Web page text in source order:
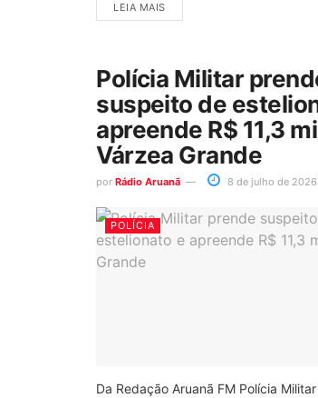
LEIA MAIS
Polícia Militar
suspeito de
apreende R$ 11,3
Várzea Grande
por Rádio Aruanã 8 de julho de 2026
POLÍCIA
Da Redação Aruanã FM Polícia